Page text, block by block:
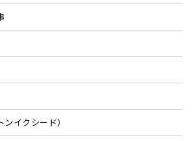
イクシード）